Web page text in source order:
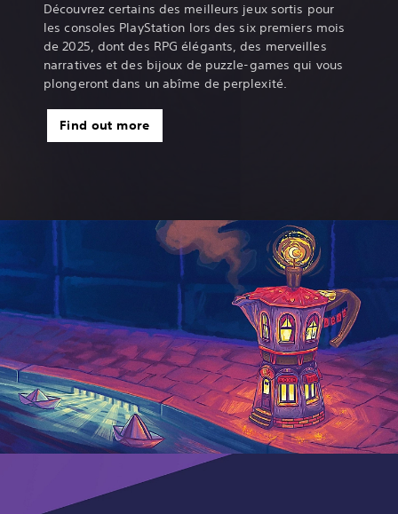
Découvrez certains des meilleurs jeux sortis pour
les consoles PlayStation lors des six premiers mois
de 2025, dont des RPG élégants, des merveilles
narratives et des bijoux de puzzle-games qui vous
plongeront dans un abîme de perplexité.
Find out more